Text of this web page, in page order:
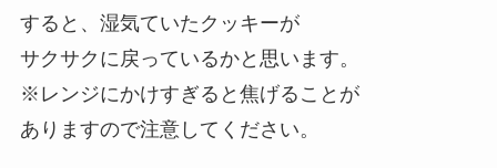
すると、湿気ていたクッキーが
サクサクに戻っているかと思います。
※レンジにかけすぎると焦げることが
ありますので注意してください。